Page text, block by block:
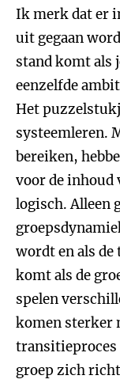
Ik merk dat er
uit gegaan
stand komt als
eenzelfde
Het
systeemleren.
bereiken,
voor de inhoud
logisch. Alleen
wordt en als
komt als de
spelen
komen sterker
transitieproces
groep zich